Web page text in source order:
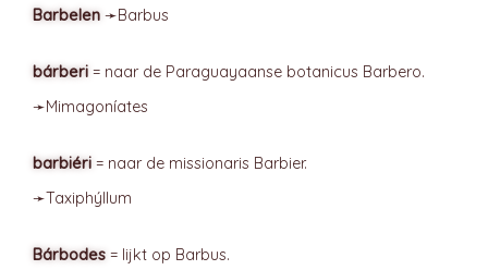
Barbelen ➛Barbus
bárberi = naar de Paraguayaanse botanicus Barbero.
➛Mimagoníates
barbiéri = naar de missionaris Barbier.
➛Taxiphýllum
Bárbodes = lijkt op Barbus.